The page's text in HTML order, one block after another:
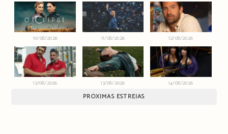
10/08/2026 11/08/2026 12/08/2026
13/08/2026 13/08/2026 14/08/2026
PRÓXIMAS ESTREIAS